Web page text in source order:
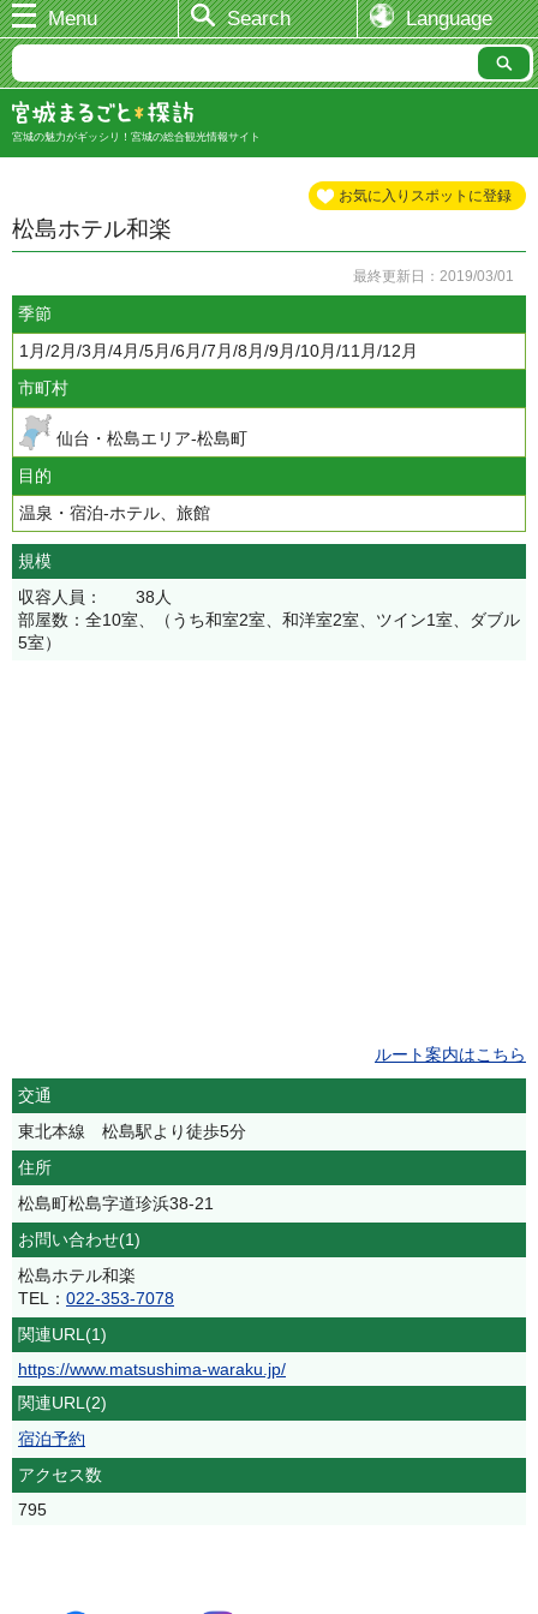
Menu Search Language
宮城の魅力がギッシリ！宮城の総合観光情報サイト
お気に入りスポットに登録
松島ホテル和楽
最終更新日：2019/03/01
季節
1月/2月/3月/4月/5月/6月/7月/8月/9月/10月/11月/12月
市町村
仙台・松島エリア-松島町
目的
温泉・宿泊-ホテル、旅館
規模
収容人員： 38人
部屋数：全10室、（うち和室2室、和洋室2室、ツイン1室、ダブル
5室）
ルート案内はこちら
交通
東北本線 松島駅より徒歩5分
住所
松島町松島字道珍浜38-21
お問い合わせ(1)
松島ホテル和楽
TEL： 022-353-7078
関連URL(1)
https://www.matsushima-waraku.jp/
関連URL(2)
宿泊予約
アクセス数
795